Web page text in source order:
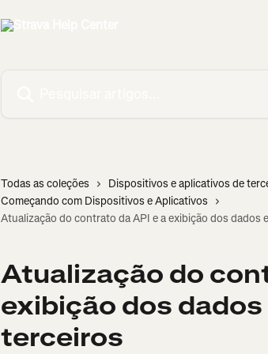
Todas as coleções
Dispositivos e aplicativos de
Começando com Dispositivos e Aplicativos
Atualização do contrato da API e a exibição dos dados
Atualização do
exibição dos
terceiros